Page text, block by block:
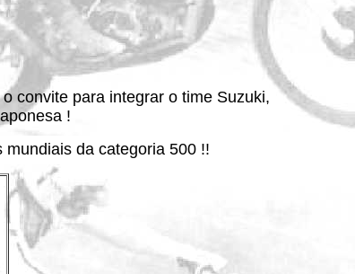
convite para integrar o time Suzuki,
!
da categoria 500 !!